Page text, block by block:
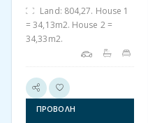
Land: 804,27. House 1
= 34,13m2. House 2 =
34,33m2.
ΠΡΟΒΟΛΉ